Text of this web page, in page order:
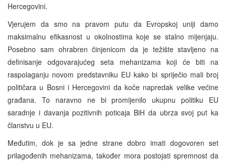
Hercegovini.
Vjerujem da smo na pravom putu da Evropskoj uniji damo
maksimalnu efikasnost u okolnostima koje se stalno mijenjaju.
Posebno sam ohrabren činjenicom da je težište stavljeno na
definisanje odgovarajućeg seta mehanizama koji će biti na
raspolaganju novom predstavniku EU kako bi spriječio mali broj
političara u Bosni i Hercegovini da koče napredak velike većine
građana. To naravno ne bi promijenilo ukupnu politiku EU
saradnje i davanja pozitivnih poticaja BiH da ubrza svoj put ka
članstvu u EU.
Međutim, dok je sa jedne strane dobro imati dogovoren set
prilagođenih mehanizama, također mora postojati spremnost da